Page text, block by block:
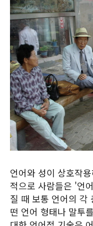
언어와 성이 상호작
적으로 사람들은 '언
질 때 보통 언어의 각
떤 언어 형태나 말투